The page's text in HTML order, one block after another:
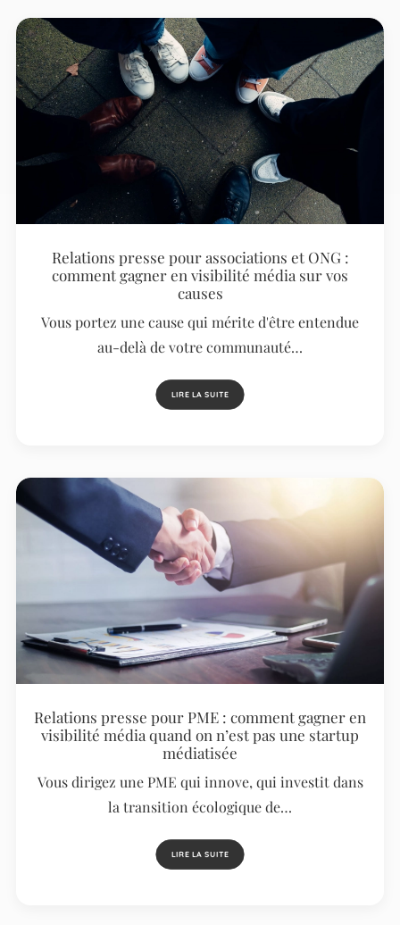
Relations presse pour associations et ONG :
comment gagner en visibilité média sur vos
causes
Vous portez une cause qui mérite d'être entendue
au-delà de votre communauté…
LIRE LA SUITE
Relations presse pour PME : comment gagner en
visibilité média quand on n’est pas une startup
médiatisée
Vous dirigez une PME qui innove, qui investit dans
la transition écologique de…
LIRE LA SUITE